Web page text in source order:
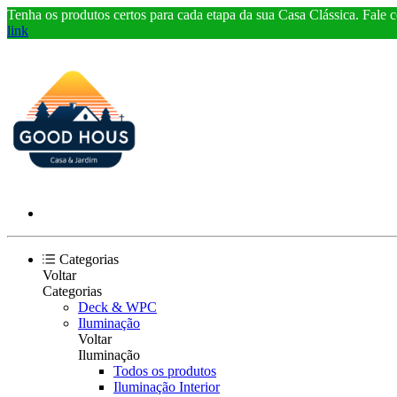
Tenha os produtos certos para cada etapa da sua Casa Clássica. Fale
link
Categorias
Voltar
Categorias
Deck & WPC
Iluminação
Voltar
Iluminação
Todos os produtos
Iluminação Interior